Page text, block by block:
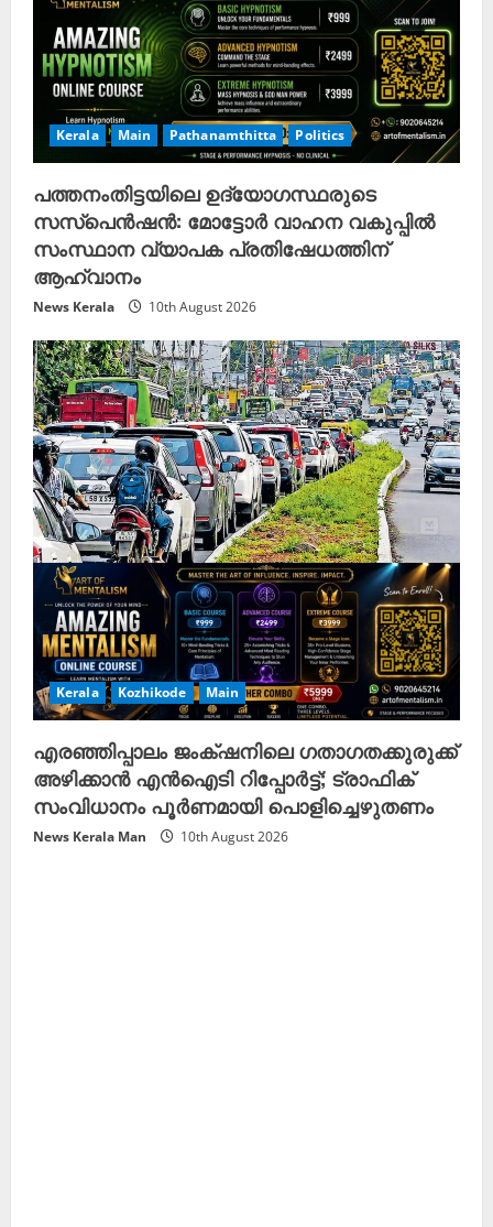
Kerala Main Pathanamthitta Politics
പത്തനംതിട്ടയിലെ ഉദ്യോഗസ്ഥരുടെ
സസ്പെൻഷൻ: മോട്ടോർ വാഹന വകുപ്പിൽ
സംസ്ഥാന വ്യാപക പ്രതിഷേധത്തിന്
ആഹ്വാനം
News Kerala 10th August 2026
Kerala Kozhikode Main
എരഞ്ഞിപ്പാലം ജംക്‌ഷനിലെ ഗതാഗതക്കുരുക്ക്
അഴിക്കാൻ എൻഐടി റിപ്പോർട്ട്; ട്രാഫിക്
സംവിധാനം പൂർണമായി പൊളിച്ചെഴുതണം
News Kerala Man 10th August 2026